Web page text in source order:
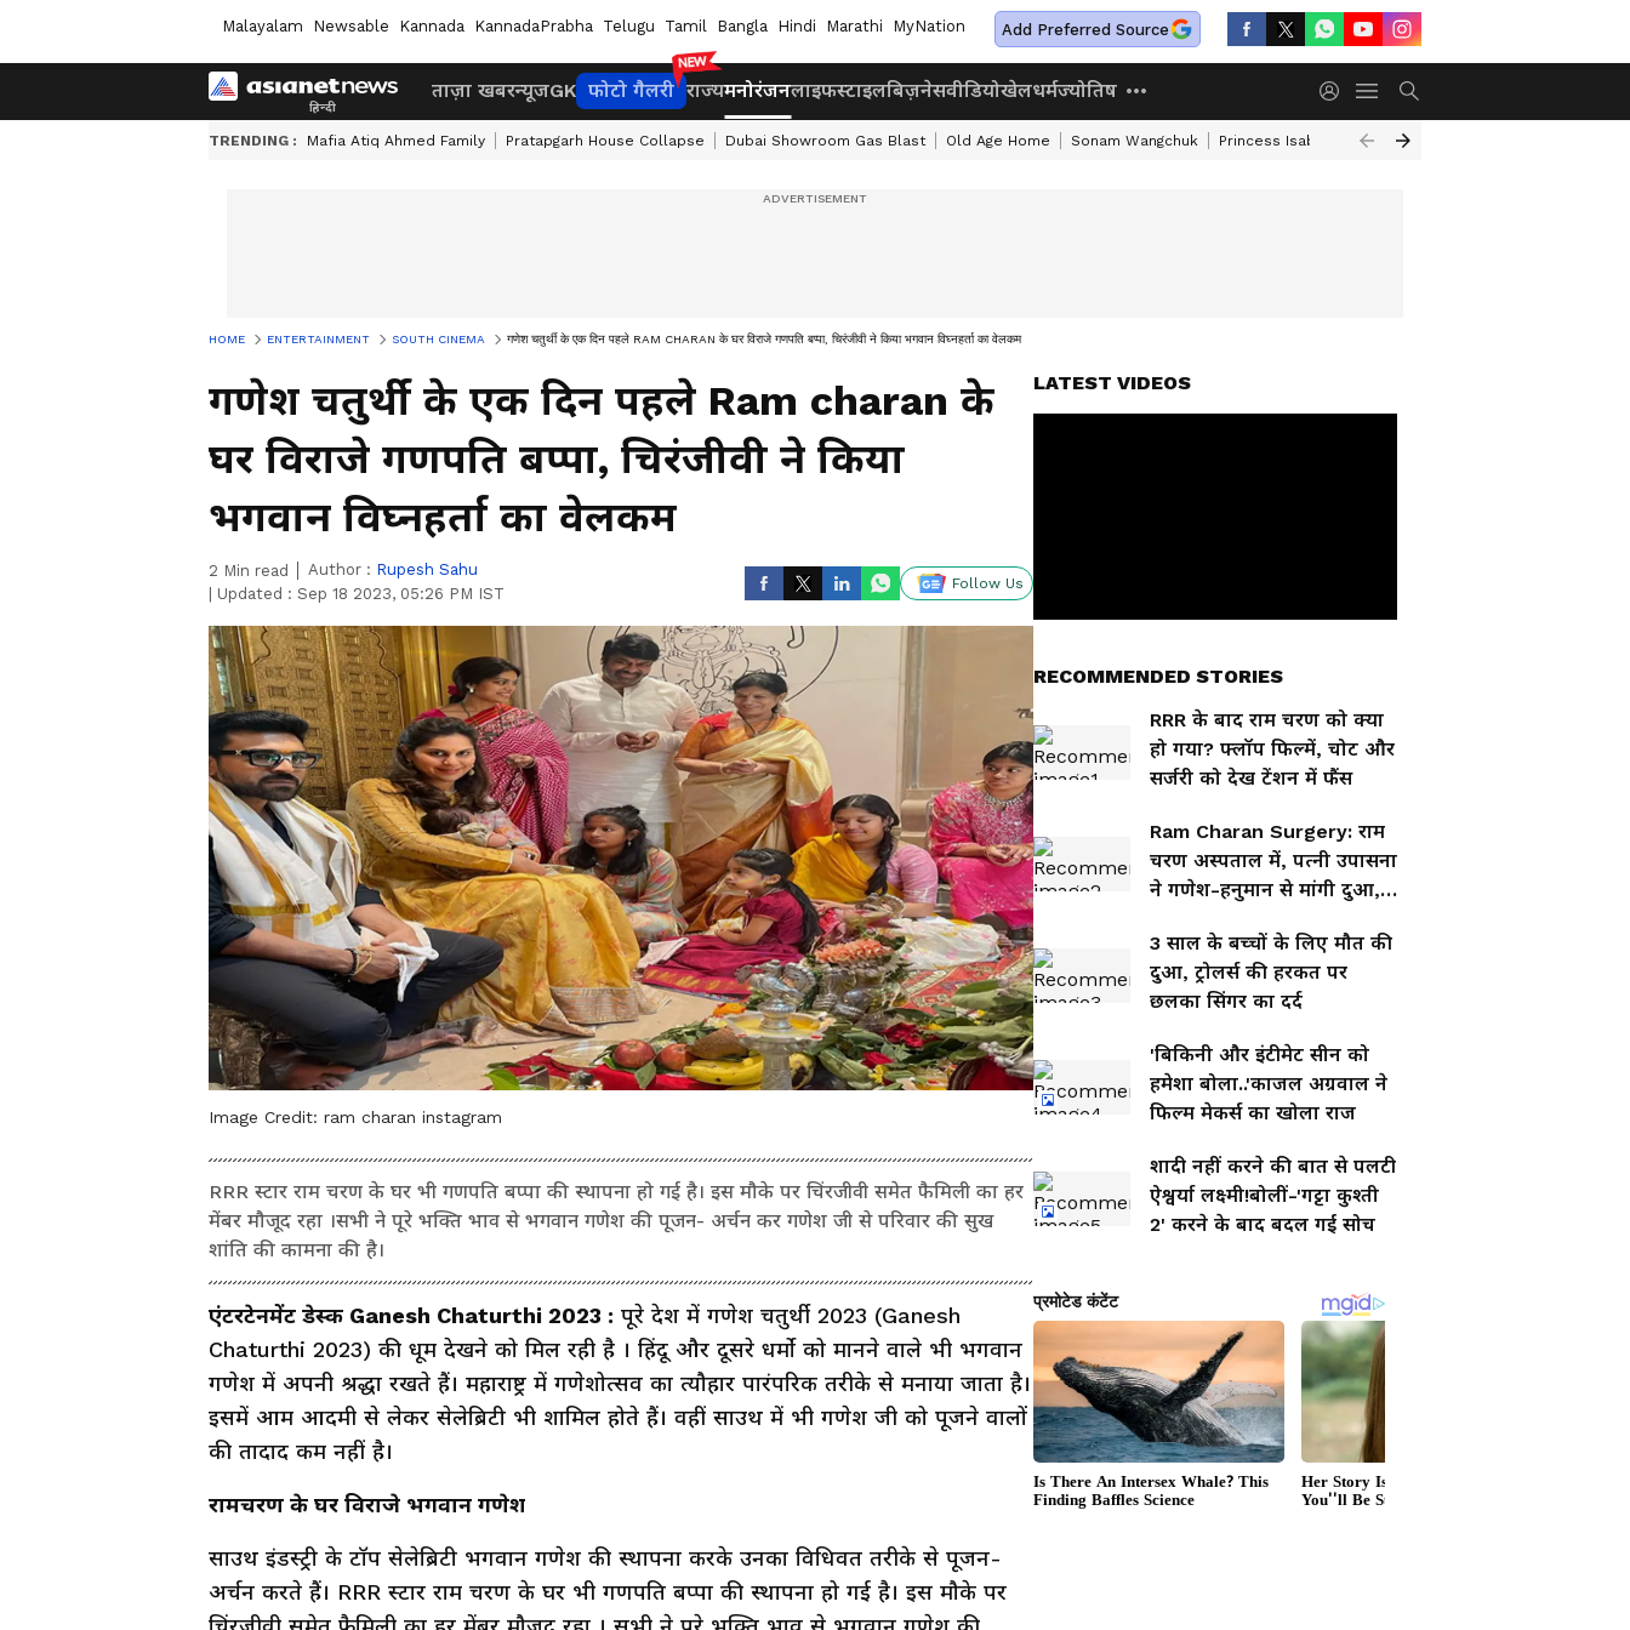
Malayalam Newsable Kannada KannadaPrabha Telugu Tamil Bangla Hindi Marathi MyNation Add Preferred Source
ताज़ा खबरन्यूजGK फोटो गैलरी राज्यमनोरंजनलाइफस्टाइलबिज़नेसवीडियोखेलधर्मज्योतिष
TRENDING : Mafia Atiq Ahmed Family Pratapgarh House Collapse Dubai Showroom Gas Blast Old Age Home Sonam Wangchuk Princess Isabella Denmark Military Service
HOME ENTERTAINMENT SOUTH CINEMA गणेश चतुर्थी के एक दिन पहले RAM CHARAN के घर विराजे गणपति बप्पा, चिरंजीवी ने किया भगवान विघ्नहर्ता का वेलकम
गणेश चतुर्थी के एक दिन पहले Ram charan के
घर विराजे गणपति बप्पा, चिरंजीवी ने किया
भगवान विघ्नहर्ता का वेलकम
2 Min read Author : Rupesh Sahu
Updated : Sep 18 2023, 05:26 PM IST
Follow Us
Image Credit: ram charan instagram
RRR स्टार राम चरण के घर भी गणपति बप्पा की स्थापना हो गई है। इस मौके पर चिंरजीवी समेत फैमिली का हर
मेंबर मौजूद रहा ।सभी ने पूरे भक्ति भाव से भगवान गणेश की पूजन- अर्चन कर गणेश जी से परिवार की सुख
शांति की कामना की है।
एंटरटेनमेंट डेस्क Ganesh Chaturthi 2023 : पूरे देश में गणेश चतुर्थी 2023 (Ganesh
Chaturthi 2023) की धूम देखने को मिल रही है । हिंदू और दूसरे धर्मो को मानने वाले भी भगवान
गणेश में अपनी श्रद्धा रखते हैं। महाराष्ट्र में गणेशोत्सव का त्यौहार पारंपरिक तरीके से मनाया जाता है।
इसमें आम आदमी से लेकर सेलेब्रिटी भी शामिल होते हैं। वहीं साउथ में भी गणेश जी को पूजने वालों
की तादाद कम नहीं है।
रामचरण के घर विराजे भगवान गणेश
साउथ इंडस्ट्री के टॉप सेलेब्रिटी भगवान गणेश की स्थापना करके उनका विधिवत तरीके से पूजन-
अर्चन करते हैं। RRR स्टार राम चरण के घर भी गणपति बप्पा की स्थापना हो गई है। इस मौके पर
LATEST VIDEOS
RECOMMENDED STORIES
RRR के बाद राम चरण को क्या
हो गया? फ्लॉप फिल्में, चोट और
सर्जरी को देख टेंशन में फैंस
Ram Charan Surgery: राम
चरण अस्पताल में, पत्नी उपासना
ने गणेश-हनुमान से मांगी दुआ,
3 साल के बच्चों के लिए मौत की
दुआ, ट्रोलर्स की हरकत पर
छलका सिंगर का दर्द
'बिकिनी और इंटीमेट सीन को
हमेशा बोला..'काजल अग्रवाल ने
फिल्म मेकर्स का खोला राज
शादी नहीं करने की बात से पलटी
ऐश्वर्या लक्ष्मी!बोलीं-'गट्टा कुश्ती
2' करने के बाद बदल गई सोच